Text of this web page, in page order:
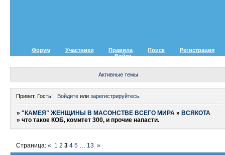
Форум Участники Правила Поиск
Регистрация
Войти
Активные темы
Привет, Гость! Войдитеили зарегистрируйтесь.
»"КАМЕЯ" ЖЕНЩИНЫ В МАСОНСТВЕ ВСЕГО МИРА » ВСЯКОТА
»что такое КОБ, комитет 300, и прочие напасти.
Страница:« 1 2 3 4 5 13 »